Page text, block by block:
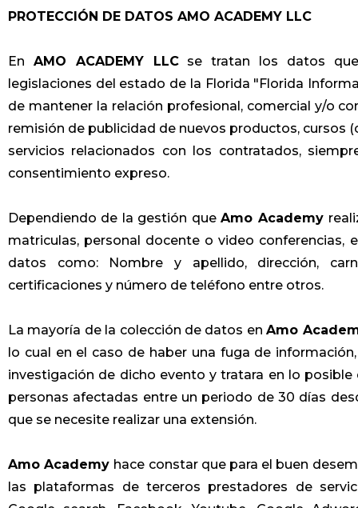
PROTECCIÓN DE DATOS AMO ACADEMY LLC
En AMO ACADEMY LLCse tratan los datos que
legislaciones del estado de la Florida "Florida
de mantener la relación profesional, comercial y/o
remisión de publicidad de nuevos productos, cursos
servicios relacionados con los contratados,
consentimiento expreso.
Dependiendo de la gestión queAmo Academy
matriculas, personal docente o video conferencias,
datos como: Nombre y apellido, dirección,
certificaciones y número de teléfono entre otros.
La mayoría de la colección de datos enAmo
lo cual en el caso de haber una fuga de
investigación de dicho evento y tratara en lo
personas afectadas entre un periodo de 30 días
que se necesite realizar una extensión.
Amo Academy hace constar que para el buen
las plataformas de terceros prestadores de